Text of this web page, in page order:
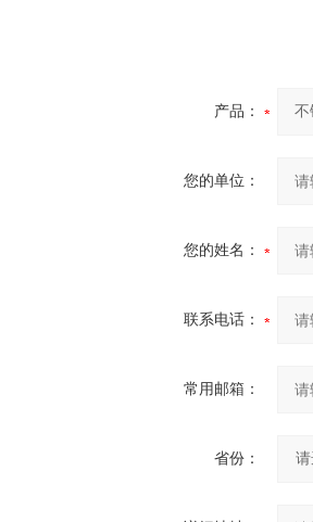
产品：
您的单位：
您的姓名：
联系电话：
常用邮箱：
省份：